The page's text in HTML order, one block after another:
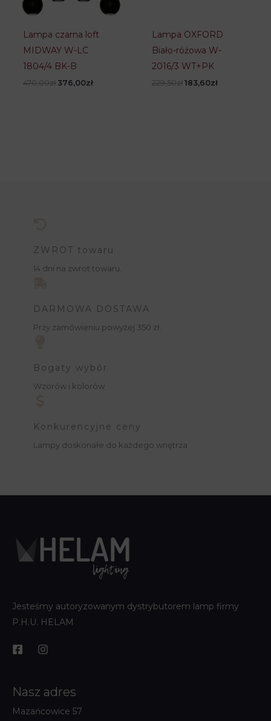
Lampa czarna loft
MIDWAY W-LC
1804/4 BK-B
470,00zł Pierwotna
376,00złAktualna
Lampa OXFORD
Biało-różowa W-
2016/3 WT+PK
229,50zł Pierwotna
183,60złAktualna
ZWROT towaru
14 dni na zwrot towaru.
DARMOWA DOSTAWA
Przy zamówieniu powyżej 350 zł.
Bogaty wybór
Wzorów i kolorów
Konkurencyjne ceny
Lampy doskonałe do każdego wnętrza
Jesteśmy autoryzowanym dystrybutorem lamp firmy
P.H.U. HELAM
Nasz adres
Mazańcowice 57